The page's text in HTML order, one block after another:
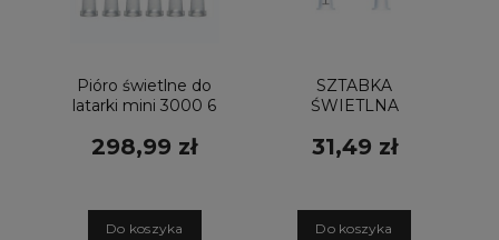
Pióro świetlne do
latarki mini 3000 6
świetlna
298,99 zł
Do koszyka
SZTABKA
ŚWIETLNA
31,49 zł
Do koszyka